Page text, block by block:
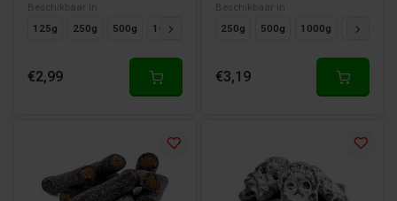
Beschikbaar in
125g
250g 500g 1000g
€2,99
Beschikbaar in
250g
500g 1000g 125g
€3,19